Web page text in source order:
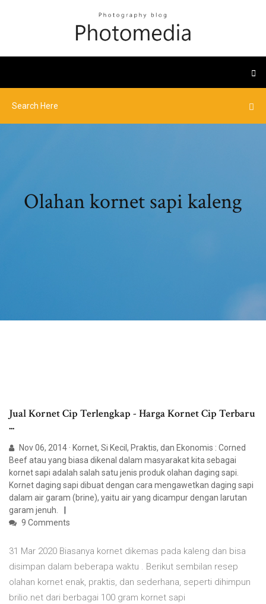
Olahan kornet sapi kaleng
Jual Kornet Cip Terlengkap - Harga Kornet Cip Terbaru
...
Nov 06, 2014 · Kornet, Si Kecil, Praktis, dan Ekonomis : Corned
Beef atau yang biasa dikenal dalam masyarakat kita sebagai
kornet sapi adalah salah satu jenis produk olahan daging sapi.
Kornet daging sapi dibuat dengan cara mengawetkan daging sapi
dalam air garam (brine), yaitu air yang dicampur dengan larutan
garam jenuh.
9 Comments
31 Mar 2020 Biasanya kornet dikemas pada kaleng dan bisa
disimpan dalam beberapa waktu . Berikut sembilan resep
olahan kornet enak, praktis, dan sederhana, seperti dihimpun
brilio.net dari berbagai 100 gram kornet sapi